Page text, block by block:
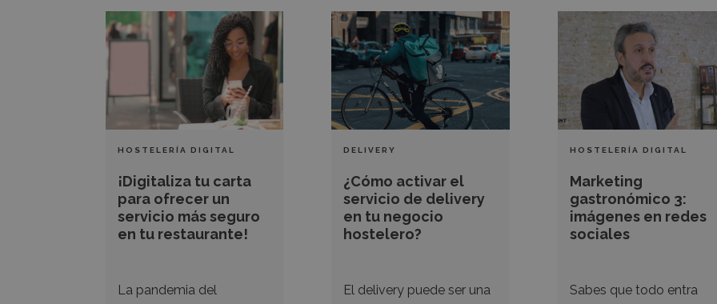
HOSTELERÍA DIGITAL
¡Digitaliza tu carta
para ofrecer un
servicio más seguro
en tu restaurante!
La pandemia del
¡Digitaliza
tu
para
ofrecer
un
servicio
más
seguro
en
DELIVERY
¿Cómo activar el
servicio de delivery
en tu negocio
hostelero?
El delivery puede ser una
¿Cómo
activar
el
servicio
de
delivery
en
negocio
hostelero?
HOSTELERÍA DIGITAL
Marketing
gastronómico 3:
imágenes en redes
sociales
Sabes que todo entra
Marketing
gastronómico
3:
imágenes
en
redes
sociales